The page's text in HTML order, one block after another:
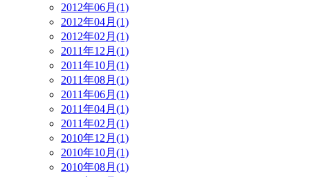
2012年06月(1)
2012年04月(1)
2012年02月(1)
2011年12月(1)
2011年10月(1)
2011年08月(1)
2011年06月(1)
2011年04月(1)
2011年02月(1)
2010年12月(1)
2010年10月(1)
2010年08月(1)